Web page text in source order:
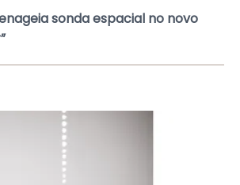
sonda espacial no novo